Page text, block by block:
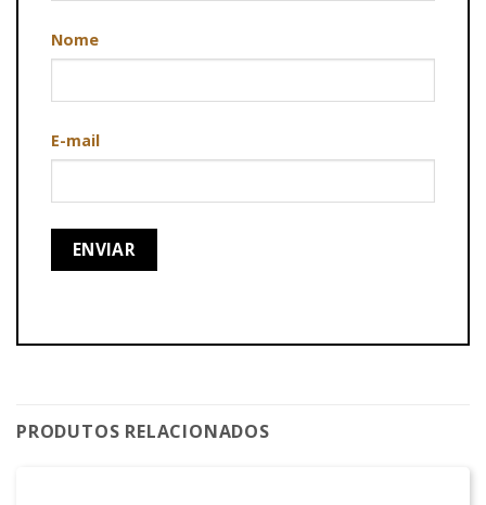
Nome
E-mail
PRODUTOS RELACIONADOS